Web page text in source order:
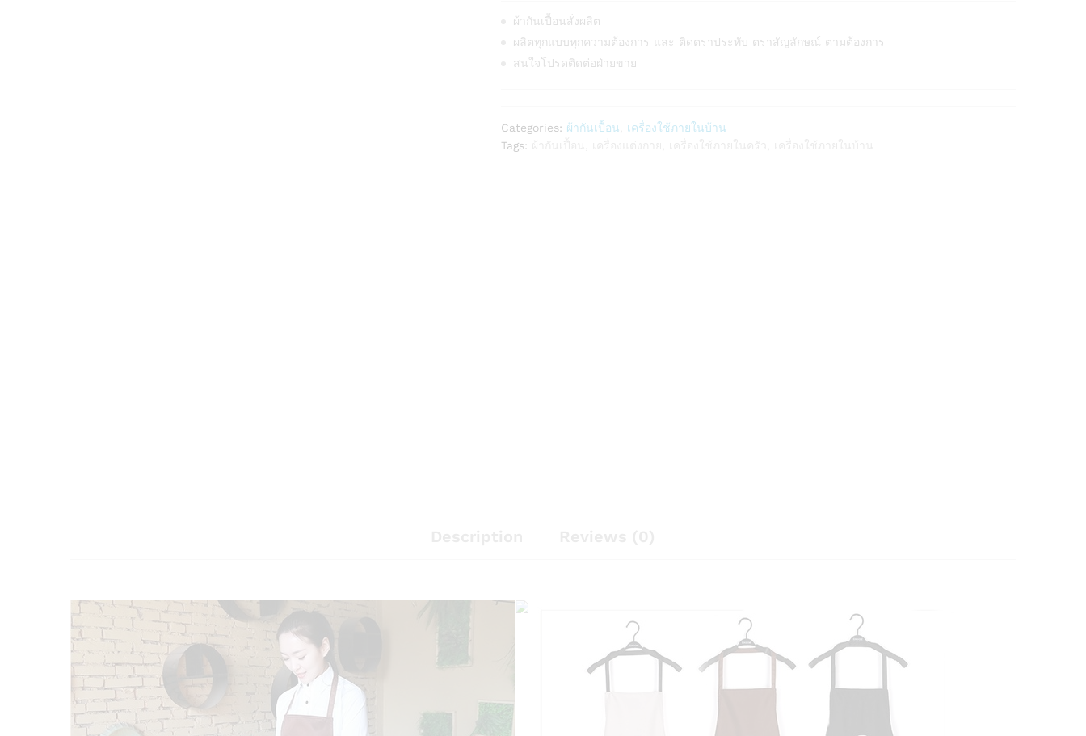
ผ้ากันเปื้อนสั่งผลิต
ผลิตทุกแบบทุกความต้องการ และ ติดตราประทับ ตราสัญลักษณ์ ตามต้องการ
สนใจโปรดติดต่อฝ่ายขาย
Categories: ผ้ากันเปื้อน
เครื่องใช้ภายในบ้าน
Tags: